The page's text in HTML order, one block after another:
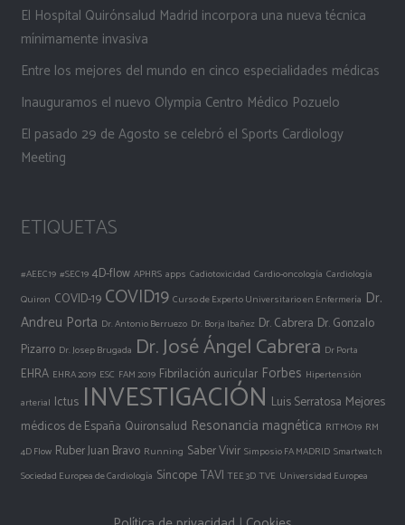
El Hospital Quirónsalud Madrid incorpora una nueva técnica
mínimamente invasiva
Entre los mejores del mundo en cinco especialidades médicas
Inauguramos el nuevo Olympia Centro Médico Pozuelo
El pasado 29 de Agosto se celebró el Sports Cardiology
Meeting
ETIQUETAS
#AEEC19 #SEC19 4D-flow APHRS apps Cadiotoxicidad Cardio-oncología Cardiología
Quiron COVID-19 COVID19 Curso de Experto Universitario en Enfermería Dr.
Andreu Porta Dr. Antonio Berruezo Dr. Borja Ibañez Dr. Cabrera Dr. Gonzalo
Pizarro Dr. Josep Brugada Dr. José Ángel Cabrera Dr Porta
EHRA EHRA 2019 ESC FAM 2019 Fibrilación auricular Forbes Hipertensión
arterial Ictus INVESTIGACIÓN Luis Serratosa Mejores
médicos de España Quironsalud Resonancia magnética RITMO19 RM
4D Flow Ruber Juan Bravo Running Saber Vivir Simposio FA MADRID Smartwatch
Sociedad Europea de Cardiología Síncope TAVI TEE 3D TVE Universidad Europea